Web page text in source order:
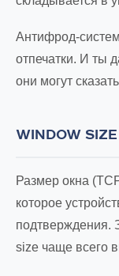
Антифрод-
отпечатки. И ты
они могут
WINDOW
Размер окна
которое
подтверждения.
size чаще всего